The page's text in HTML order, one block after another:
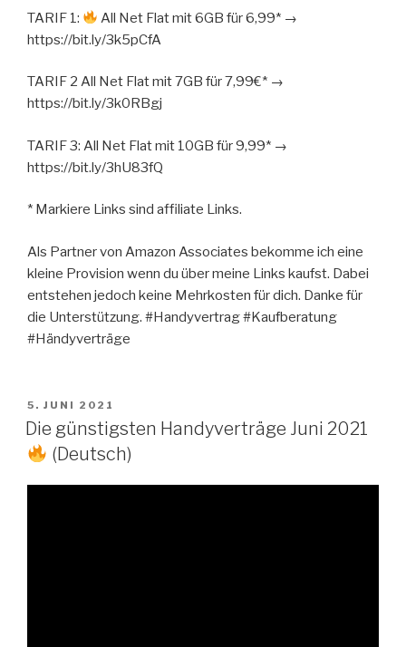
TARIF 1:
All Net Flat mit 6GB für 6,99* →
https://bit.ly/3k5pCfA
TARIF 2 All Net Flat mit 7GB für 7,99€* →
https://bit.ly/3k0RBgj
TARIF 3: All Net Flat mit 10GB für 9,99* →
https://bit.ly/3hU83fQ
* Markiere Links sind affiliate Links.
Als Partner von Amazon Associates bekomme ich eine
kleine Provision wenn du über meine Links kaufst. Dabei
entstehen jedoch keine Mehrkosten für dich. Danke für
die Unterstützung. #Handyvertrag #Kaufberatung
#Händyverträge
VERÖFFENTLICHT
AM
5. JUNI 2021
Die günstigsten Handyverträge Juni 2021
(Deutsch)